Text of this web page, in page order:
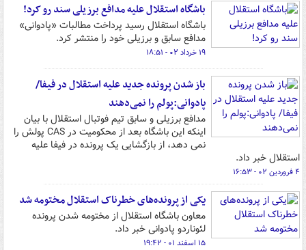
باشگاه استقلال علیه مدافع برزیلی سند رو کرد!
باشگاه استقلال رسید پرداخت مطالبات «پادوانی»
مدافع سابق و برزیلی خود را منتشر کرد.
۱۹ خرداد ۰۲ - ۱۸:۵۱
باز شدن پرونده جدید علیه استقلال در فیفا/
پادوانی:پولم را نمی‌دهند
مدافع برزیلی و سابق تیم فوتبال استقلال با بیان
اینکه این باشگاه بعد از محکومیت در CAS پولش را
نمی دهد، از بازگشایی یک پرونده در فیفا علیه
استقلال خبر داد.
۴ فروردین ۰۲ - ۱۶:۵۳
یکی از پرونده‌های خطرناک استقلال مختومه شد
معاون باشگاه استقلال از مختومه شدن پرونده
لئوناردو پادوانی خبر داد.
۱۵ اسفند ۰۱ - ۱۹:۴۲